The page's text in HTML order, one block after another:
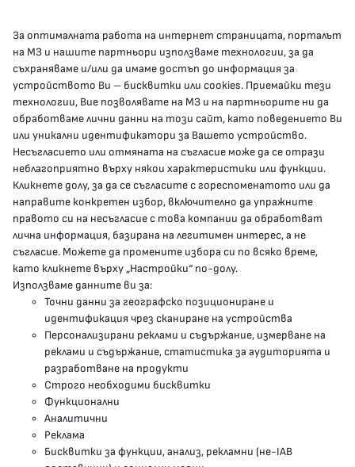
КОНТАКТИ
гр.София, 1000, пл. „Света Неделя“ №5
delovodstvo@mh.government.bg
presscenter@mh.government.bg
МЗ В СОЦИАЛНИТЕ МРЕЖИ
Facebook страница
Instragram профил
YouTube канал
Threads профил
Карта на сайта
Бисквитки
Условия за използване
За оптималната работа на интернет страницата, порталът
на МЗ и нашите партньори използваме технологии, за да
съхраняваме и/или да имаме достъп до информация за
устройството Ви – бисквитки или cookies. Приемайки тези
технологии, Вие позволявате на МЗ и на партньорите ни да
обработваме лични данни на този сайт, като поведението Ви
или уникални идентификатори за Вашето устройство.
Несъгласието или отмяната на съгласие може да се отрази
неблагоприятно върху някои характеристики или функции.
Кликнете долу, за да се съгласите с гореспоменатото или да
направите конкретен избор, включително да упражните
правото си на несъгласие с това компании да обработват
лична информация, базирана на легитимен интерес, а не
съгласие. Можете да промените избора си по всяко време,
като кликнете върху „Настройки“ по-долу.
Използваме данните ви за:
Точни данни за географско позициониране и
идентификация чрез сканиране на устройства
Персонализирани реклами и съдържание, измерване на
реклами и съдържание, статистика за аудиторията и
разработване на продукти
Строго необходими бисквитки
Функционални
Аналитични
Реклама
Бисквитки за функции, анализ, рекламни (не-IAB